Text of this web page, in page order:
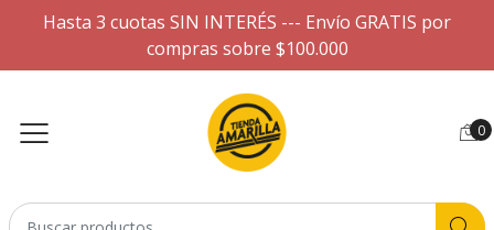
Hasta 3 cuotas SIN INTERÉS --- Envío GRATIS por
compras sobre $100.000
0